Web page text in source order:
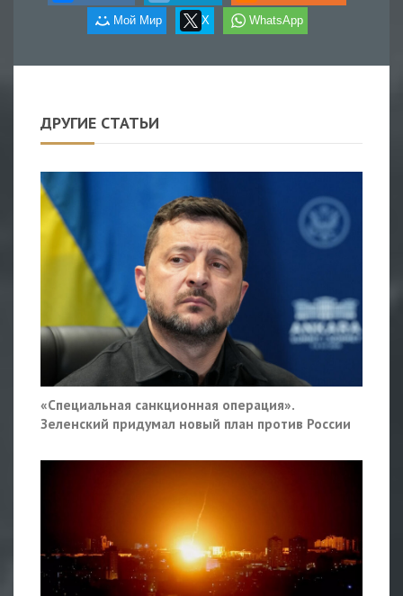
Мой Мир X WhatsApp
ДРУГИЕ СТАТЬИ
«Специальная санкционная операция».
Зеленский придумал новый план против России